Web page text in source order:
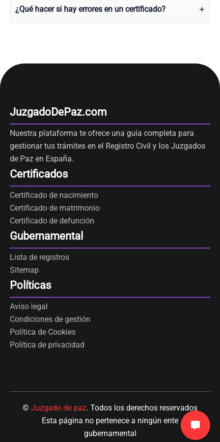
¿Qué hacer si hay errores en un certificado?
JuzgadoDePaz.com
Nuestra plataforma te ofrece una guía completa para
gestionar tus trámites en el Registro Civil y los Juzgados
de Paz en España.
Certificados
Certificado de nacimiento
Certificado de matrimonio
Certificado de defunción
Gubernamental
Lista de registros
Sitemap
Políticas
Aviso legal
Condiciones de gestión
Política de Cookies
Política de privacidad
© Juzgado de paz. Todos los derechos reservados
Esta página no pertenece a ningún ente
gubernamental